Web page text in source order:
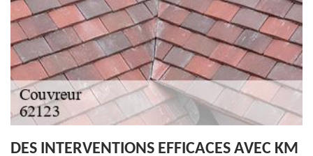
DES INTERVENTIONS EFFICACES AVEC KM